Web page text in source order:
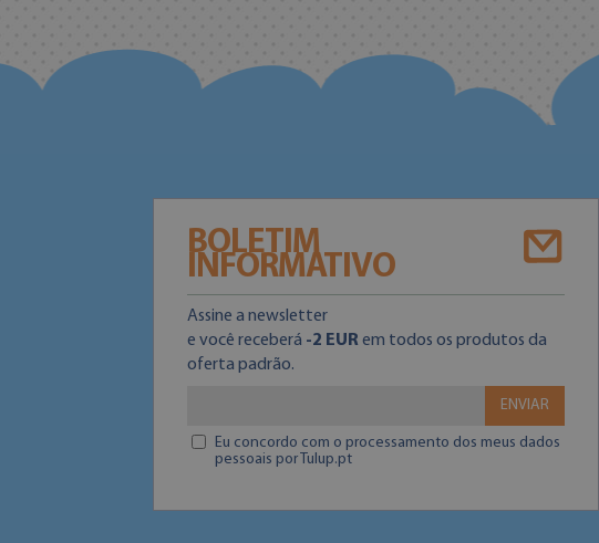
BOLETIM
INFORMATIVO
Assine a newsletter
e você receberá -2 EUR em todos os produtos da
oferta padrão.
ENVIAR
Eu concordo com o processamento dos meus dados
pessoais por Tulup.pt